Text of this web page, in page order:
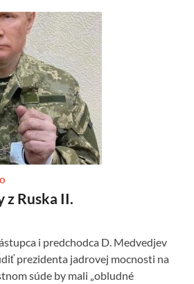
z Ruska II.
i predchodca D. Medvedjev
prezidenta jadrovej mocnosti na
súde by mali „obludné